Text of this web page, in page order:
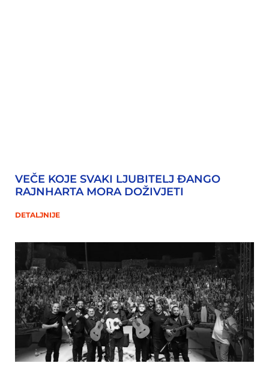
VEČE KOJE SVAKI LJUBITELJ ĐANGO
RAJNHARTA MORA DOŽIVJETI
DETALJNIJE